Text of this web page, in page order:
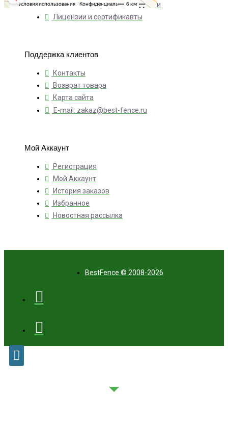
Политика конфиденциальности
Лицензии и сертификавты
Поддержка клиентов
Контакты
Возврат товара
Карта сайта
E-mail: zakaz@best-fence.ru
Мой Аккаунт
Регистрация
Мой Аккаунт
История заказов
Избранное
Новостная рассылка
BestFence © 2008-2026